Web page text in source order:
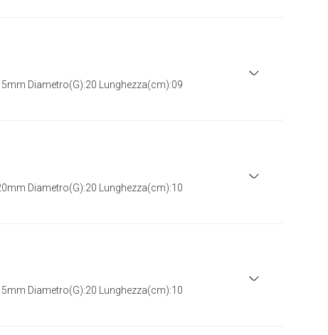
Diametro(G):20 Lunghezza(cm):09
Diametro(G):20 Lunghezza(cm):10
Diametro(G):20 Lunghezza(cm):10